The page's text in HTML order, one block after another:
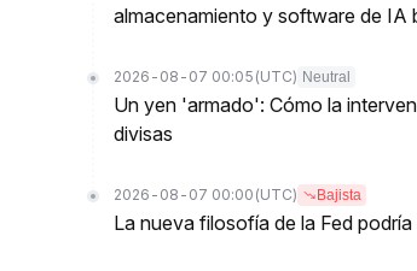
almacenamiento y software de IA
2026-08-07 00:05 (UTC) Neutral
Un yen 'armado': Cómo la
divisas
2026-08-07 00:00 (UTC) Bajista
La nueva filosofía de la Fed